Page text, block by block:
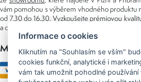
vám pomohou s výběrem vhodného produktu
od 7.30 do 16.30. Vyzkoušejte prémiovou
a dobře poslouží nejen doma, ale i v zaměstnání.
Možnosti platby
Informace o cookies
Kliknutím na "Souhlasím se vším"
cookies funkční, analytické i
vám tak umožnit pohodlné používání